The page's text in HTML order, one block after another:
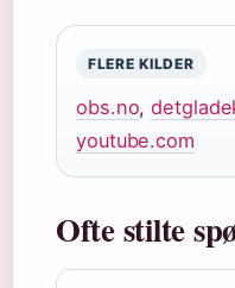
FLERE KILDER
obs.no,
youtube.com
Ofte stilte